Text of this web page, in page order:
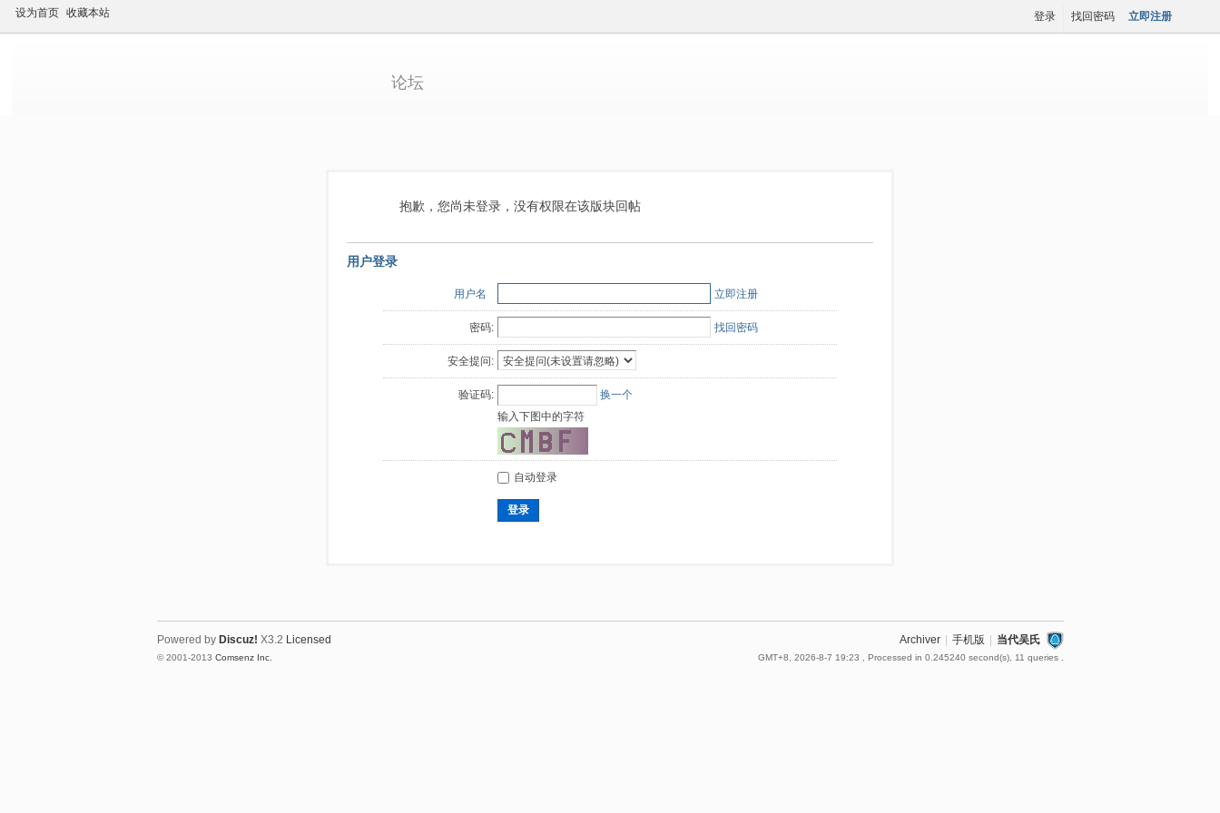
设为首页 收藏本站 登录 找回密码 立即注册
论坛
抱歉，您尚未登录，没有权限在该版块回帖
用户登录
用户名 立即注册
密码: 找回密码
安全提问:
验证码:
换一个
输入下图中的字符
自动登录
登录
Archiver 手机版 当代吴氏
GMT+8, 2026-8-7 19:23 , Processed in 0.245240 second(s), 11 queries .
Powered by Discuz! X3.2 Licensed
© 2001-2013 Comsenz Inc.